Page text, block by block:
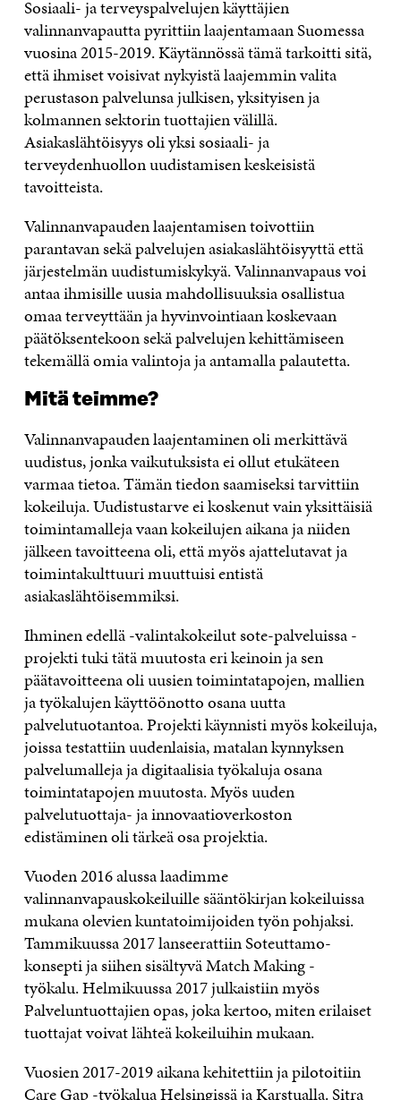
Sosiaali- ja terveyspalvelujen käyttäjien
valinnanvapautta pyrittiin laajentamaan Suomessa
vuosina 2015-2019. Käytännössä tämä tarkoitti sitä,
että ihmiset voisivat nykyistä laajemmin valita
perustason palvelunsa julkisen, yksityisen ja
kolmannen sektorin tuottajien välillä.
Asiakaslähtöisyys oli yksi sosiaali- ja
terveydenhuollon uudistamisen keskeisistä
tavoitteista.
Valinnanvapauden laajentamisen toivottiin
parantavan sekä palvelujen asiakaslähtöisyyttä että
järjestelmän uudistumiskykyä. Valinnanvapaus voi
antaa ihmisille uusia mahdollisuuksia osallistua
omaa terveyttään ja hyvinvointiaan koskevaan
päätöksentekoon sekä palvelujen kehittämiseen
tekemällä omia valintoja ja antamalla palautetta.
Mitä teimme?
Valinnanvapauden laajentaminen oli merkittävä
uudistus, jonka vaikutuksista ei ollut etukäteen
varmaa tietoa. Tämän tiedon saamiseksi tarvittiin
kokeiluja. Uudistustarve ei koskenut vain yksittäisiä
toimintamalleja vaan kokeilujen aikana ja niiden
jälkeen tavoitteena oli, että myös ajattelutavat ja
toimintakulttuuri muuttuisi entistä
asiakaslähtöisemmiksi.
Ihminen edellä -valintakokeilut sote-palveluissa -
projekti tuki tätä muutosta eri keinoin ja sen
päätavoitteena oli uusien toimintatapojen, mallien
ja työkalujen käyttöönotto osana uutta
palvelutuotantoa. Projekti käynnisti myös kokeiluja,
joissa testattiin uudenlaisia, matalan kynnyksen
palvelumalleja ja digitaalisia työkaluja osana
toimintatapojen muutosta. Myös uuden
palvelutuottaja- ja innovaatioverkoston
edistäminen oli tärkeä osa projektia.
Vuoden 2016 alussa laadimme
valinnanvapauskokeiluille sääntökirjan kokeiluissa
mukana olevien kuntatoimijoiden työn pohjaksi.
Tammikuussa 2017 lanseerattiin Soteuttamo-
konsepti ja siihen sisältyvä Match Making -
työkalu. Helmikuussa 2017 julkaistiin myös
Palveluntuottajien opas, joka kertoo, miten erilaiset
tuottajat voivat lähteä kokeiluihin mukaan.
Vuosien 2017-2019 aikana kehitettiin ja pilotoitiin
Care Gap -työkalua Helsingissä ja Karstualla. Sitra